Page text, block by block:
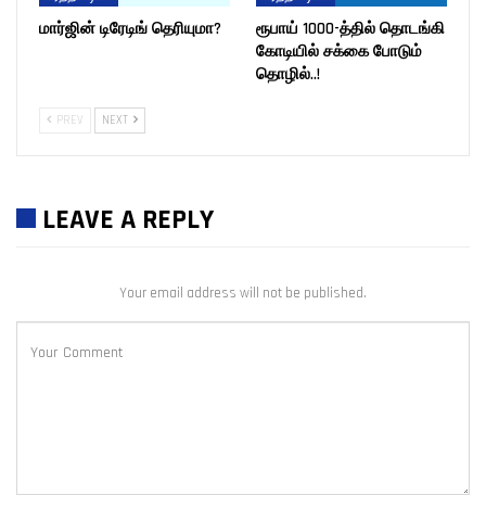
மார்ஜின் டிரேடிங் தெரியுமா?
ரூபாய் 1000-த்தில் தொடங்கி
கோடியில் சக்கை போடும்
தொழில்..!
PREV NEXT
LEAVE A REPLY
Your email address will not be published.